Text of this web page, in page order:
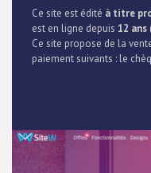
Ce site est édité à titre
est en ligne depuis 12 ans
Ce site propose de la
paiement suivants : le